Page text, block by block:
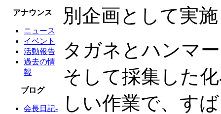
アナウンス
ニュース
イベント
活動報告
過去の情
報
ブログ
会長日記-
別企画として実
タガネとハンマ
そして採集した
しい作業で、す